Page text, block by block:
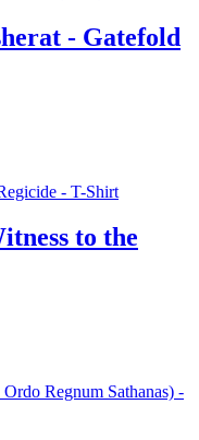
- Gatefold
to the